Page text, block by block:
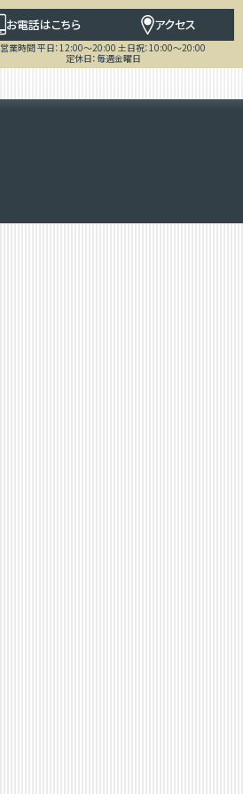
お電話はこちら アクセス
営業時間 平日：12:00～20:00 土日祝：10:00～20:00
定休日：毎週金曜日